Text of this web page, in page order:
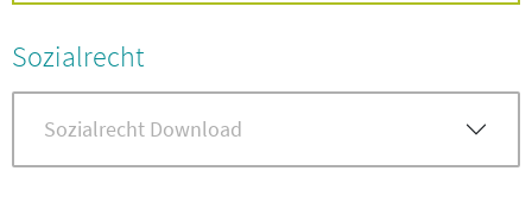
Sozialrecht
Sozialrecht Download